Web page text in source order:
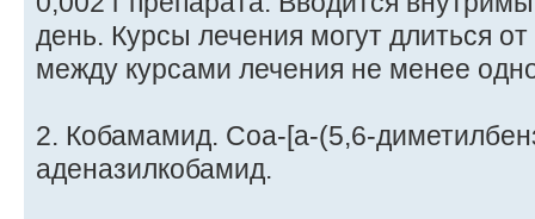
день. Курсы лечения могут длиться
между курсами лечения не менее
2. Кобамамид. Соа-[а-(5,6-
аденазилкобамид.